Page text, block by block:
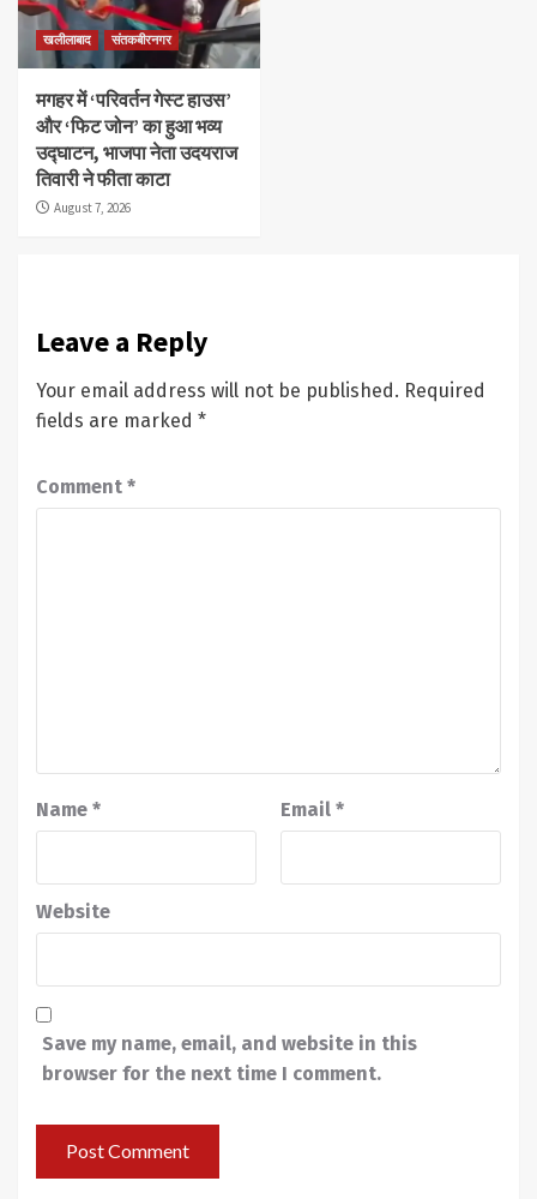
खलीलाबाद संतकबीरनगर
मगहर में ‘परिवर्तन गेस्ट हाउस’
और ‘फिट जोन’ का हुआ भव्य
उद्घाटन, भाजपा नेता उदयराज
तिवारी ने फीता काटा
August 7, 2026
Leave a Reply
Your email address will not be published. Required
fields are marked *
Comment *
Name * Email *
Website
Save my name, email, and website in this
browser for the next time I comment.